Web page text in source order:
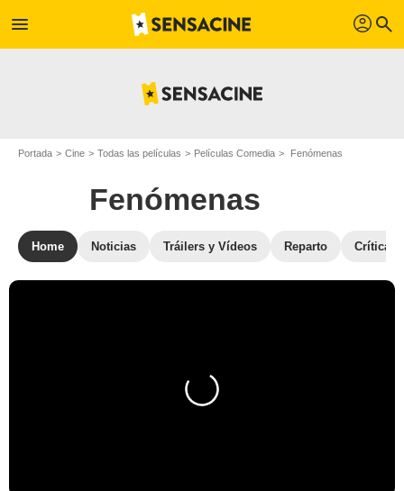
menu profil search
Portada Cine Todas las películas Películas Comedia Fenómenas
Fenómenas
Home Noticias Tráilers y Vídeos Reparto Críticas